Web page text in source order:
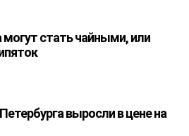
могут стать чайными, или
выросли в цене на